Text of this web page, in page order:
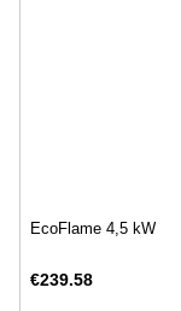
EcoFlame 4,5 kW
€239.58